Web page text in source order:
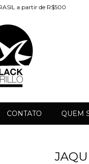
a partir de R$500
CONTATO QUEM